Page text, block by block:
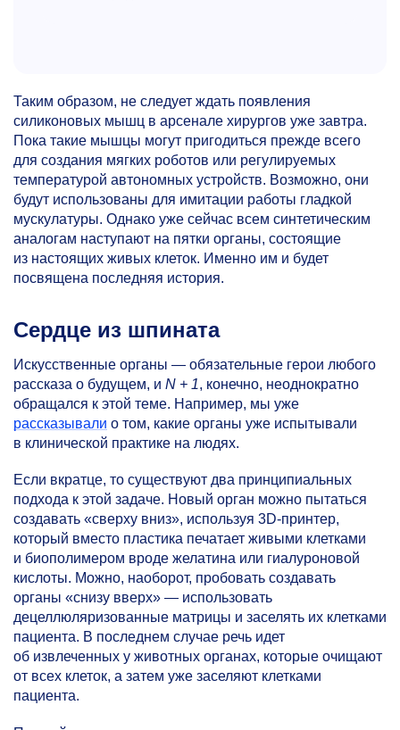
Таким образом, не следует ждать появления
силиконовых мышц в арсенале хирургов уже завтра.
Пока такие мышцы могут пригодиться прежде всего
для создания мягких роботов или регулируемых
температурой автономных устройств. Возможно, они
будут использованы для имитации работы гладкой
мускулатуры. Однако уже сейчас всем синтетическим
аналогам наступают на пятки органы, состоящие
из настоящих живых клеток. Именно им и будет
посвящена последняя история.
Сердце из шпината
Искусственные органы — обязательные герои любого
рассказа о будущем, и N + 1, конечно, неоднократно
обращался к этой теме. Например, мы уже
рассказывали о том, какие органы уже испытывали
в клинической практике на людях.
Если вкратце, то существуют два принципиальных
подхода к этой задаче. Новый орган можно пытаться
создавать «сверху вниз», используя 3D-принтер,
который вместо пластика печатает живыми клетками
и биополимером вроде желатина или гиалуроновой
кислоты. Можно, наоборот, пробовать создавать
органы «снизу вверх» — использовать
децеллюляризованные матрицы и заселять их клетками
пациента. В последнем случае речь идет
об извлеченных у животных органах, которые очищают
от всех клеток, а затем уже заселяют клетками
пациента.